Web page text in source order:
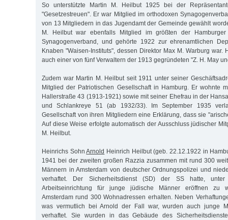
So unterstützte Martin M. Heilbut 1925 bei der
"Gesetzestreuen". Er war Mitglied im orthodoxen
von 13 Mitgliedern in das Jugendamt der Gemeinde gewählt
M. Heilbut war ebenfalls Mitglied im größten der Hamburger
Synagogenverband, und gehörte 1922 zur ehrenamtlichen
Knaben "Waisen-Instituts", dessen Direktor Max M. Warburg war.
auch einer von fünf Verwaltern der 1913 gegründeten "Z. H. May
Zudem war Martin M. Heilbut seit 1911 unter seiner
Mitglied der Patriotischen Gesellschaft in Hamburg. Er wohnte
Hallerstraße 43 (1913-1921) sowie mit seiner Ehefrau in der
und Schlankreye 51 (ab 1932/33). Im September 1935
Gesellschaft von ihren Mitgliedern eine Erklärung, dass sie
Auf diese Weise erfolgte automatisch der Ausschluss jüdischer
M. Heilbut.
Heinrichs SohnArnold Heinrich Heilbut (geb. 22.12.1922 in
1941 bei der zweiten großen Razzia zusammen mit rund 300
Männern in Amsterdam von deutscher Ordnungspolizei und
verhaftet. Der Sicherheitsdienst (SD) der SS hatte,
Arbeitseinrichtung für junge jüdische Männer eröffnen zu
Amsterdam rund 300 Wohnadressen erhalten. Neben
was vermutlich bei Arnold der Fall war, wurden auch junge
verhaftet. Sie wurden in das Gebäude des